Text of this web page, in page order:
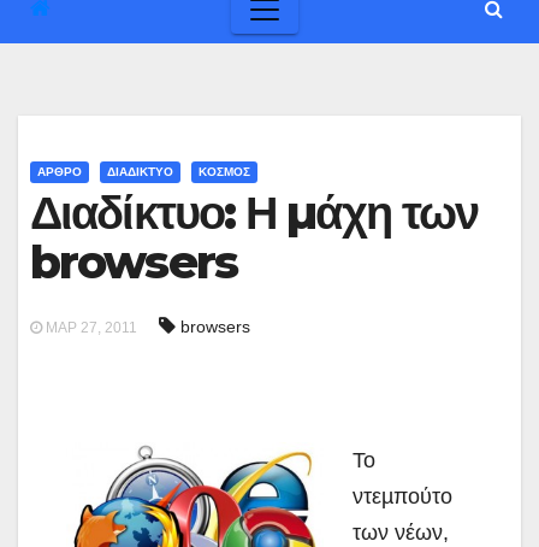
ΑΡΘΡΟ ΔΙΑΔΙΚΤΥΟ ΚΟΣΜΟΣ
Διαδίκτυο: Η µάχη των
browsers
ΜΑΡ 27, 2011 browsers
Το
ντεµπούτο
των νέων,